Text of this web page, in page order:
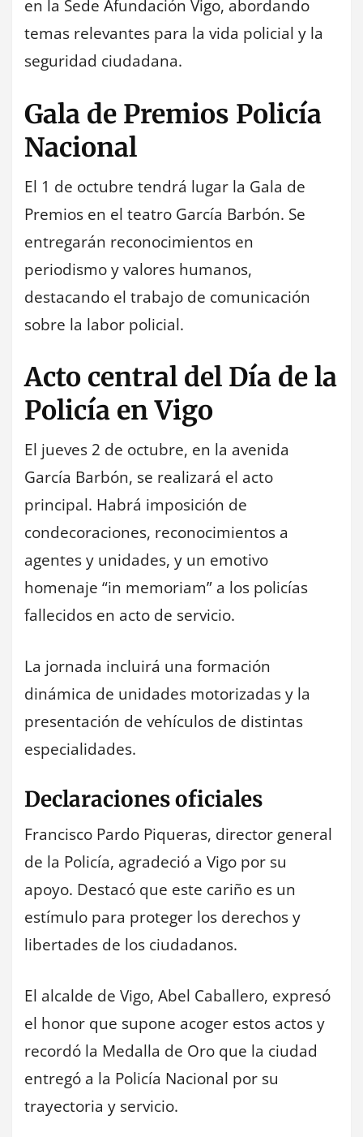
en la Sede Afundación Vigo, abordando
temas relevantes para la vida policial y la
seguridad ciudadana.
Gala de Premios Policía
Nacional
El 1 de octubre tendrá lugar la Gala de
Premios en el teatro García Barbón. Se
entregarán reconocimientos en
periodismo y valores humanos,
destacando el trabajo de comunicación
sobre la labor policial.
Acto central del Día de la
Policía en Vigo
El jueves 2 de octubre, en la avenida
García Barbón, se realizará el acto
principal. Habrá imposición de
condecoraciones, reconocimientos a
agentes y unidades, y un emotivo
homenaje “in memoriam” a los policías
fallecidos en acto de servicio.
La jornada incluirá una formación
dinámica de unidades motorizadas y la
presentación de vehículos de distintas
especialidades.
Declaraciones oficiales
Francisco Pardo Piqueras, director general
de la Policía, agradeció a Vigo por su
apoyo. Destacó que este cariño es un
estímulo para proteger los derechos y
libertades de los ciudadanos.
El alcalde de Vigo, Abel Caballero, expresó
el honor que supone acoger estos actos y
recordó la Medalla de Oro que la ciudad
entregó a la Policía Nacional por su
trayectoria y servicio.